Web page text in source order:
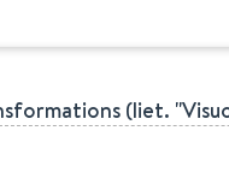
(liet.